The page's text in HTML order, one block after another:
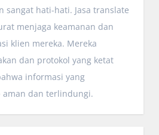
sangat hati-hati. Jasa translate
menjaga keamanan dan
klien mereka. Mereka
dan protokol yang ketat
informasi yang
dan terlindungi.